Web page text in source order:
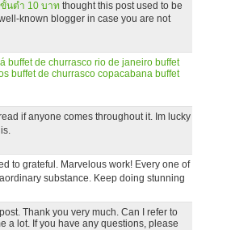
นต่ำ 10 บาทthought this post used to be
known blogger in case you are not
buffet de churrasco rio de janeiro buffet
buffet de churrasco copacabana buffet
if anyone comes throughout it. Im lucky
to grateful. Marvelous work! Every one of
substance. Keep doing stunning
Thank you very much. Can I refer to
a lot. If you have any questions, please